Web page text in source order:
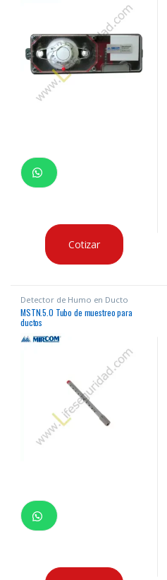
Cotizar
Detector de Humo en Ducto
MSTN.5.0 Tubo de muestreo para
ductos